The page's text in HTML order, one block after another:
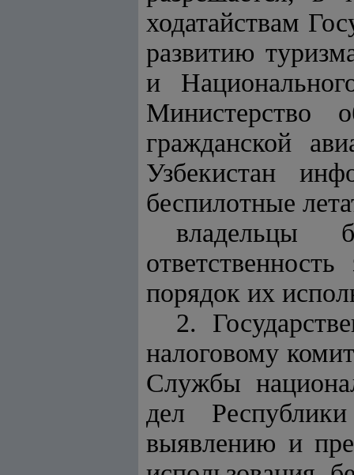
ходатайствам
развитию
и
Министерство
гражданской
Узбекистан
беспилотные
владельцы
порядок их
2.
налоговому
Службы
дел
выявлению и